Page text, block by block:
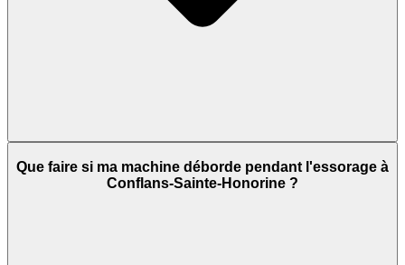
Que faire si ma machine déborde pendant l'essorage à
Conflans-Sainte-Honorine ?